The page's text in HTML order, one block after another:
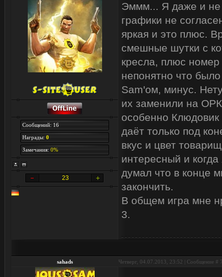
Сообщений: 16
Награды: 0
Замечания: 0%
23
Эммм... Я даже и не
графики не
яркая и это плюс.
смешные шутки с
кресла, плюс
непонятно что
Sam'ом, минус.
их заменили на
особенно
даёт только под
вкус и цвет
интересный и
думал что в конце
закончить.
В общем игра мне
3.
sahads Четверг, 04.07.2013, 23:52 | Сообщение #